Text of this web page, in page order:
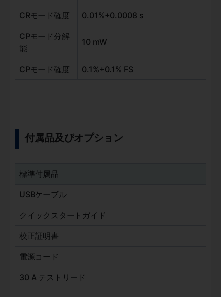
CRモード確度 0.01%+0.0008 s
CPモード分解
能
10 mW
CPモード確度 0.1%+0.1% FS
付属品及びオプション
標準付属品
USBケーブル
クイックスタートガイド
校正証明書
電源コード
30 A テストリード